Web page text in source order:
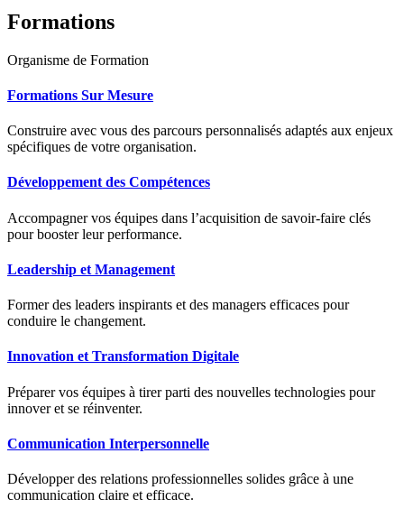
Formations
Organisme de Formation
Formations Sur Mesure
Construire avec vous des parcours personnalisés adaptés aux enjeux
spécifiques de votre organisation.
Développement des Compétences
Accompagner vos équipes dans l’acquisition de savoir-faire clés
pour booster leur performance.
Leadership et Management
Former des leaders inspirants et des managers efficaces pour
conduire le changement.
Innovation et Transformation Digitale
Préparer vos équipes à tirer parti des nouvelles technologies pour
innover et se réinventer.
Communication Interpersonnelle
Développer des relations professionnelles solides grâce à une
communication claire et efficace.